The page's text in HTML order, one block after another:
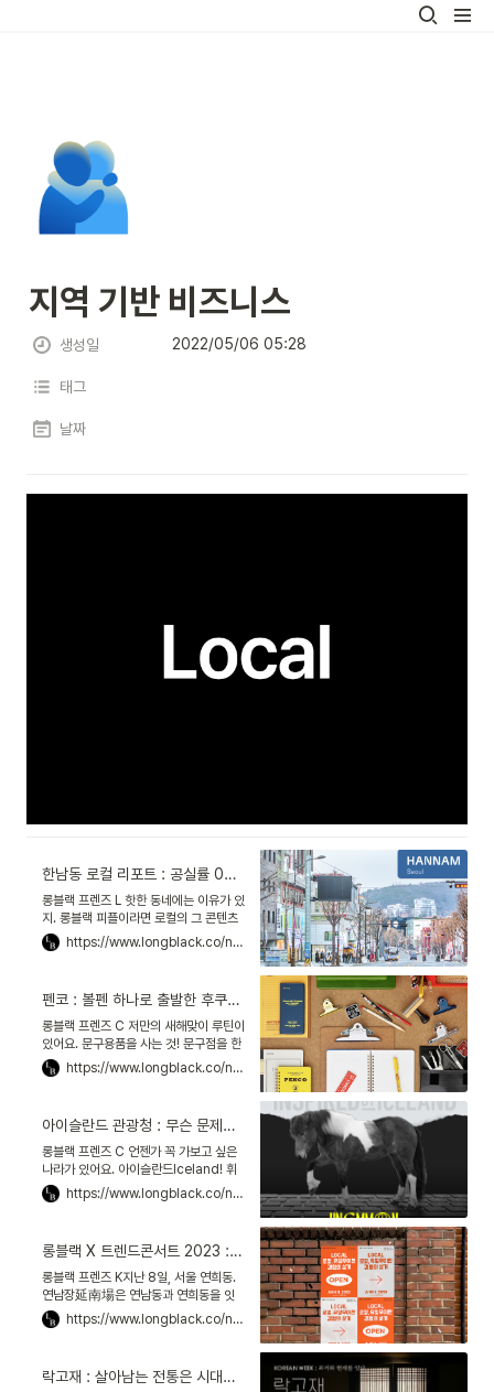
🫂
지역 기반 비즈니스
생성일 2022/05/06 05:28
태그
날짜
한남동 로컬 리포트 : 공실률 0%, 럭셔리와 힙의 중간지대를 분석하다
롱블랙 프렌즈 L 핫한 동네에는 이유가 있
지. 롱블랙 피플이라면 로컬의 그 콘텐츠
맥락까지 알고 싶어할 거라고 생각했어.
그래서 준비해 봤지. 롱블랙 로컬 리포트!
https://www.longblack.co/note/1006
펜코 : 볼펜 하나로 출발한 후쿠오카 로컬 문구, 세계를 사로잡다
롱블랙 프렌즈 C 저만의 새해맞이 루틴이
있어요. 문구용품을 사는 것! 문구점을 한
참 구경하다가 올해는 이 브랜드 제품을
사기로 했어요. 바로 펜코Penco. 70년
https://www.longblack.co/note/946
아이슬란드 관광청 : 무슨 문제가 있나요? 그럼 아이슬란드로 오세요!
롱블랙 프렌즈 C 언젠가 꼭 가보고 싶은
나라가 있어요. 아이슬란드Iceland! 휘
황찬란한 오로라, 유빙이 둥둥 떠다니는
호수, 빙하 동굴에, 헨기포스Hengifoss
https://www.longblack.co/note/796
롱블랙 X 트렌드콘서트 2023 : 로컬의 시대, 유일무이한 경험을 말하다
롱블랙 프렌즈 K지난 8일, 서울 연희동.
연남장延南場은 연남동과 연희동을 잇
는 굴다리 옆에 있습니다. 4층 붉은 벽돌
건물엔 세월의 흔적이 가득합니다. 1988
https://www.longblack.co/note/735
락고재 : 살아남는 전통은 시대가 원하는 만큼만 바꾼다